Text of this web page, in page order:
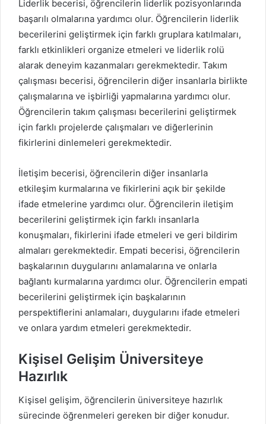
Liderlik becerisi, öğrencilerin liderlik pozisyonlarında
başarılı olmalarına yardımcı olur. Öğrencilerin liderlik
becerilerini geliştirmek için farklı gruplara katılmaları,
farklı etkinlikleri organize etmeleri ve liderlik rolü
alarak deneyim kazanmaları gerekmektedir. Takım
çalışması becerisi, öğrencilerin diğer insanlarla birlikte
çalışmalarına ve işbirliği yapmalarına yardımcı olur.
Öğrencilerin takım çalışması becerilerini geliştirmek
için farklı projelerde çalışmaları ve diğerlerinin
fikirlerini dinlemeleri gerekmektedir.
İletişim becerisi, öğrencilerin diğer insanlarla
etkileşim kurmalarına ve fikirlerini açık bir şekilde
ifade etmelerine yardımcı olur. Öğrencilerin iletişim
becerilerini geliştirmek için farklı insanlarla
konuşmaları, fikirlerini ifade etmeleri ve geri bildirim
almaları gerekmektedir. Empati becerisi, öğrencilerin
başkalarının duygularını anlamalarına ve onlarla
bağlantı kurmalarına yardımcı olur. Öğrencilerin empati
becerilerini geliştirmek için başkalarının
perspektiflerini anlamaları, duygularını ifade etmeleri
ve onlara yardım etmeleri gerekmektedir.
Kişisel Gelişim Üniversiteye
Hazırlık
Kişisel gelişim, öğrencilerin üniversiteye hazırlık
sürecinde öğrenmeleri gereken bir diğer konudur.